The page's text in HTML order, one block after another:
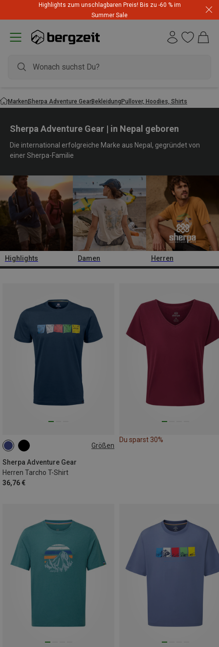
Highlights zum unschlagbaren Preis! Bis zu -60 % im
Summer Sale
MarkenSherpa Adventure GearBekleidungPullover, Hoodies, Shirts
Sherpa Adventure Gear | in Nepal geboren
Die international erfolgreiche Marke aus Nepal, gegründet von
einer Sherpa-Familie
Highlights Damen Herren
Größen
Sherpa Adventure Gear
Herren Tarcho T-Shirt
36,76 €
M
Du sparst 30%